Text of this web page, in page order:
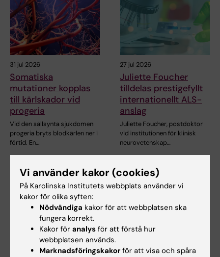
31 jul 2026
Somatiska
mutationer kopplas
till kärlskador vid
progeria
Vid den sällsynta sjukdomen
progeria bryts blodkärlen ner i
förtid. En…
27 jul 2026
Juliette Foucher
tilldelas prestigefyllt
internationellt ALS-
anslag
Juliette Foucher, postdoktor
vid institutionen för klinisk
neurovetenskap…
24 jul 2026
Vi använder kakor (cookies)
På Karolinska Institutets webbplats använder vi
kakor för olika syften:
Nödvändiga kakor för att webbplatsen ska
fungera korrekt.
Kakor för analys för att förstå hur
webbplatsen används.
Marknadsföringskakor för att visa och spåra